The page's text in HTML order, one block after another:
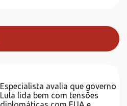
Especialista avalia que governo
Lula lida bem com tensões